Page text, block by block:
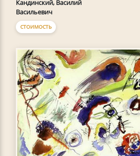
Кандинский, Василий
Васильевич
СТОИМОСТЬ